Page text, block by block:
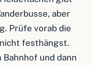
aber
Prüfe vorab die
festhängst.
und dann